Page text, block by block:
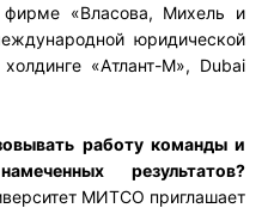
фирме «Власова, Михель и
юридической
«Атлант-М», Dubai
работу команды и
результатов?
МИТСО приглашает